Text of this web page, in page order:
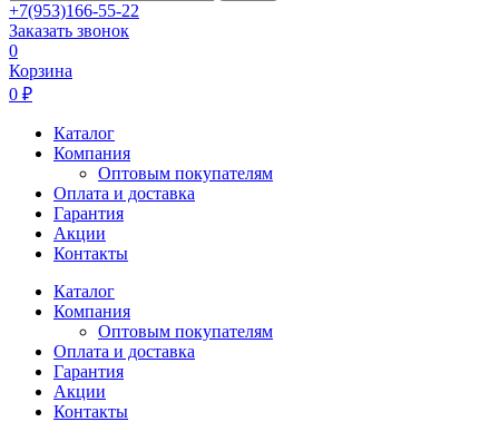
+7(953)166-55-22
Заказать звонок
0
Корзина
0 ₽
Каталог
Компания
Оптовым покупателям
Оплата и доставка
Гарантия
Акции
Контакты
Каталог
Компания
Оптовым покупателям
Оплата и доставка
Гарантия
Акции
Контакты